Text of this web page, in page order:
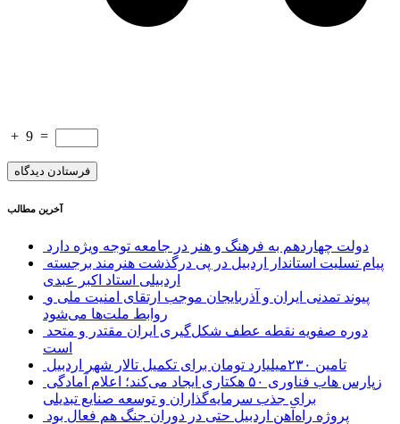
+ 9 =
آخرین مطالب
دولت چهاردهم به فرهنگ و هنر در جامعه توجه ویژه دارد
اردبیلی استاد اکبر عبدی
روابط ملت‌ها می‌شود
است
تامین ۲۳۰میلیارد تومان برای تکمیل تالار شهر اردبیل
برای جذب سرمایه‌گذاران و توسعه صنایع تبدیلی
پروژه راه‌آهن اردبیل حتی در دوران جنگ هم فعال بود